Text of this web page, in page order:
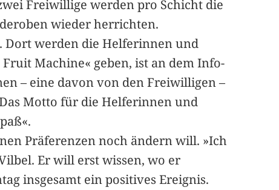
Freiwillige werden pro Schicht die
wieder herrichten.
Dort werden die Helferinnen und
Machine« geben, ist an dem Info-
– eine davon von den Freiwilligen –
Motto für die Helferinnen und
Präferenzen noch ändern will. »Ich
Er will erst wissen, wo er
insgesamt ein positives Ereignis.